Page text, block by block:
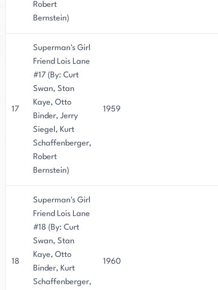
Robert
Bernstein)
17
Superman's Girl
Friend Lois Lane
#17 (By: Curt
Swan, Stan
Kaye, Otto
Binder, Jerry
Siegel, Kurt
Schaffenberger,
Robert
Bernstein)
1959
18
Superman's Girl
Friend Lois Lane
#18 (By: Curt
Swan, Stan
Kaye, Otto
Binder, Kurt
Schaffenberger,
1960